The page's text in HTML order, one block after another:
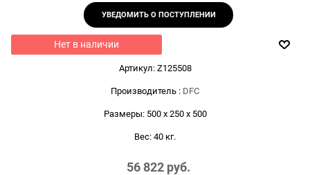
УВЕДОМИТЬ О ПОСТУПЛЕНИИ
Нет в наличии
Артикул: Z125508
Производитель : DFC
Размеры: 500 x 250 x 500
Вес: 40 кг.
56 822 руб.